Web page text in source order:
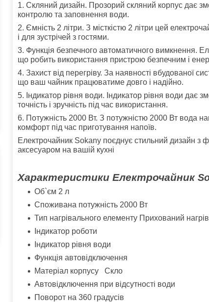
1. Скляний дизайн. Прозорий скляний корпус дає
контролю та заповнення води.
2. Ємність 2 літри. З місткістю 2 літри цей
і для зустрічей з гостями.
3. Функція безпечного автоматичного вимкнення.
що робить використання пристрою безпечним і
4. Захист від перегріву. За наявності вбудованої
що ваш чайник працюватиме довго і надійно.
5. Індикатор рівня води. Індикатор рівня води дає
точність і зручність під час використання.
6. Потужність 2000 Вт. З потужністю 2000 Вт вода
комфорт під час приготування напоїв.
Електрочайник Sokany поєднує стильний дизайн з
аксесуаром на вашій кухні
Характеристики Електрочайник
Об`єм 2 л
Споживана потужність 2000 Вт
Тип нагрівального елементу Прихований
Індикатор роботи
Індикатор рівня води
Функція автовідключення
Матеріал корпусу
Скло
Автовідключення при відсутності води
Поворот на 360 градусів